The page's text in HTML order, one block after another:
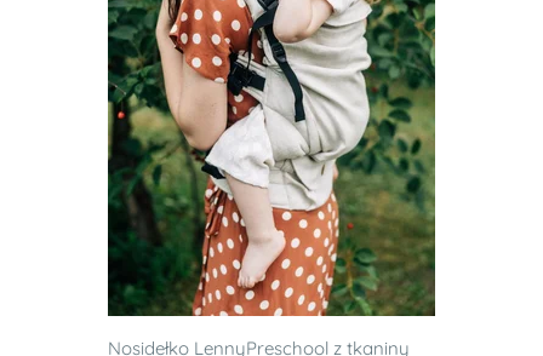
Nosidełko LennyPreschool z tkaniny